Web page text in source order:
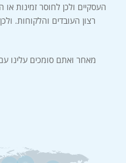
העסקיים ולכן לחוסר זמינות
רצון העובדים והלקוחות.